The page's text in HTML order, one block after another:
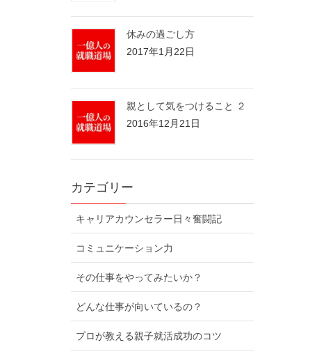
休みの過ごし方
2017年1月22日
親として気をつけること ２
2016年12月21日
カテゴリー
キャリアカウンセラー日々奮闘記
コミュニケーション力
その仕事をやってみたいか？
どんな仕事が向いているの？
プロが教える親子就活成功のコツ